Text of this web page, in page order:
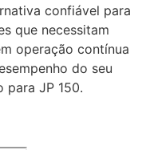
confiável para
que necessitam
operação contínua
do seu
para JP 150.